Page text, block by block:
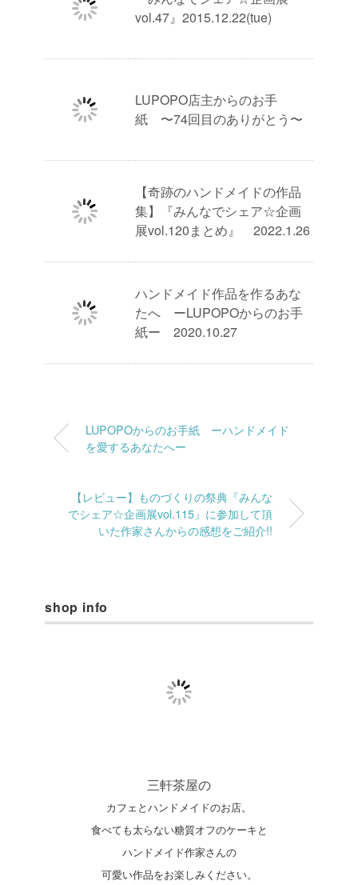
vol.47』2015.12.22(tue)
LUPOPO店主からのお手
紙 〜74回目のありがとう〜
【奇跡のハンドメイドの作品
集】『みんなでシェア☆企画
展vol.120まとめ』 2022.1.26
ハンドメイド作品を作るあな
たへ ーLUPOPOからのお手
紙ー 2020.10.27
LUPOPOからのお手紙 ーハンドメイド
を愛するあなたへー
【レビュー】ものづくりの祭典『みんな
でシェア☆企画展vol.115』に参加して頂
いた作家さんからの感想をご紹介!!
shop info
三軒茶屋の
カフェとハンドメイドのお店。
食べても太らない糖質オフのケーキと
ハンドメイド作家さんの
可愛い作品をお楽しみください。